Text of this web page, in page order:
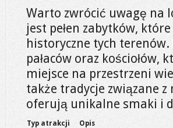
Warto zwrócić uwagę na
jest pełen zabytków,
historyczne tych
pałaców oraz kościołów,
miejsce na przestrzeni
także tradycje związane
oferują unikalne smaki i
Typ atrakcji
Opis